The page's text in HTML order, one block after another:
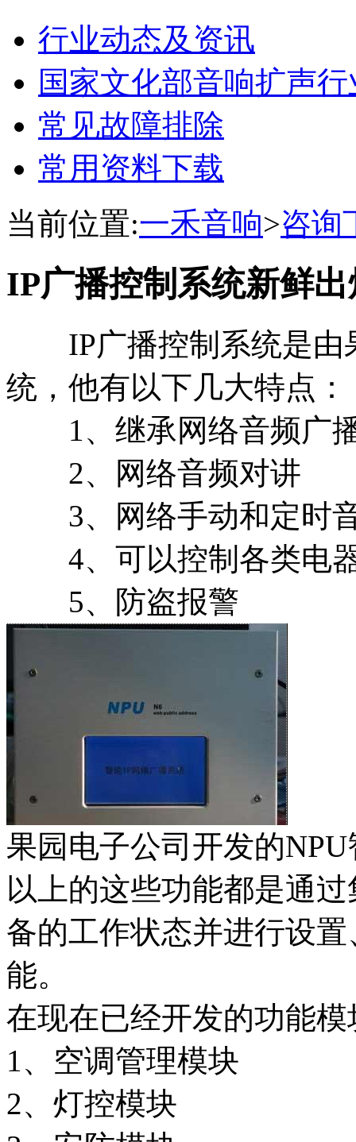
行业动态及资讯
国家文化部音响扩声
常见故障排除
常用资料下载
当前位置:一禾音响>咨询
IP广播控制系统新鲜出
IP广播控制系统是由
统，他有以下几大特点：
1、继承网络音频广
2、网络音频对讲
3、网络手动和定时
4、可以控制各类电器
5、防盗报警
果园电子公司开发的
以上的这些功能都是通
备的工作状态并进行设
能。
在现在已经开发的功能
1、空调管理模块
2、灯控模块